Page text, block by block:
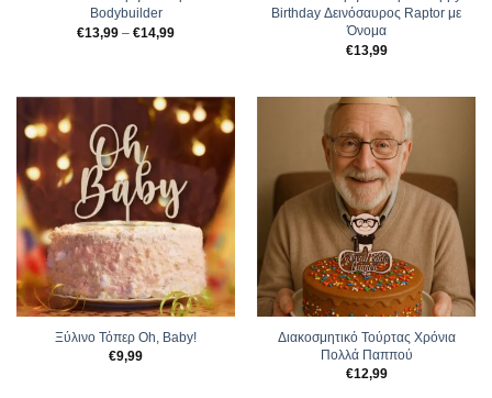
Bodybuilder
€13,99 – €14,99Price
Birthday Δεινόσαυρος Raptor με
Όνομα
€13,99
Ξύλινο Τόπερ Oh, Baby!
€9,99
Διακοσμητικό Τούρτας Χρόνια
Πολλά Παππού
€12,99